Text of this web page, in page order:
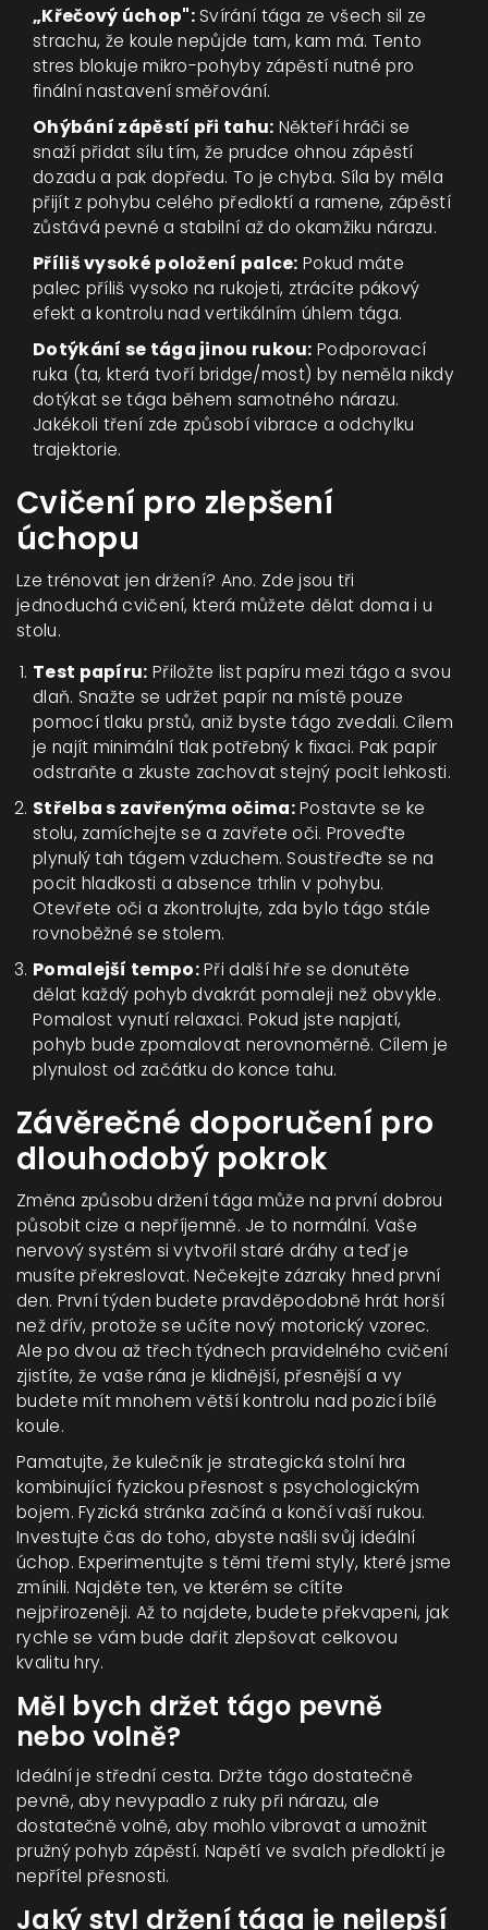
„Křečový úchop":Svírání tága ze všech sil ze
strachu, že koule nepůjde tam, kam má. Tento
stres blokuje mikro-pohyby zápěstí nutné pro
finální nastavení směřování.
Ohýbání zápěstí při tahu: Někteří hráči se
snaží přidat sílu tím, že prudce ohnou zápěstí
dozadu a pak dopředu. To je chyba. Síla by měla
přijít z pohybu celého předloktí a ramene, zápěstí
zůstává pevné a stabilní až do okamžiku nárazu.
Příliš vysoké položení palce: Pokud máte
palec příliš vysoko na rukojeti, ztrácíte pákový
efekt a kontrolu nad vertikálním úhlem tága.
Dotýkání se tága jinou rukou: Podporovací
ruka (ta, která tvoří bridge/most) by neměla nikdy
dotýkat se tága během samotného nárazu.
Jakékoli tření zde způsobí vibrace a odchylku
trajektorie.
Cvičení pro zlepšení
úchopu
Lze trénovat jen držení? Ano. Zde jsou tři
jednoduchá cvičení, která můžete dělat doma i u
stolu.
Test papíru: Přiložte list papíru mezi tágo a svou
dlaň. Snažte se udržet papír na místě pouze
pomocí tlaku prstů, aniž byste tágo zvedali. Cílem
je najít minimální tlak potřebný k fixaci. Pak papír
odstraňte a zkuste zachovat stejný pocit lehkosti.
Střelba s zavřenýma očima:Postavte se ke
stolu, zamíchejte se a zavřete oči. Proveďte
plynulý tah tágem vzduchem. Soustřeďte se na
pocit hladkosti a absence trhlin v pohybu.
Otevřete oči a zkontrolujte, zda bylo tágo stále
rovnoběžné se stolem.
Pomalejší tempo:Při další hře se donutěte
dělat každý pohyb dvakrát pomaleji než obvykle.
Pomalost vynutí relaxaci. Pokud jste napjatí,
pohyb bude zpomalovat nerovnoměrně. Cílem je
plynulost od začátku do konce tahu.
Závěrečné doporučení pro
dlouhodobý pokrok
Změna způsobu držení tága může na první dobrou
působit cize a nepříjemně. Je to normální. Vaše
nervový systém si vytvořil staré dráhy a teď je
musíte překreslovat. Nečekejte zázraky hned první
den. První týden budete pravděpodobně hrát horší
než dřív, protože se učíte nový motorický vzorec.
Ale po dvou až třech týdnech pravidelného cvičení
zjistíte, že vaše rána je klidnější, přesnější a vy
budete mít mnohem větší kontrolu nad pozicí bílé
koule.
Pamatujte, žekulečník je strategická stolní hra
kombinující fyzickou přesnost s psychologickým
bojem. Fyzická stránka začíná a končí vaší rukou.
Investujte čas do toho, abyste našli svůj ideální
úchop. Experimentujte s těmi třemi styly, které jsme
zmínili. Najděte ten, ve kterém se cítíte
nejpřirozeněji. Až to najdete, budete překvapeni, jak
rychle se vám bude dařit zlepšovat celkovou
kvalitu hry.
Měl bych držet tágo pevně
nebo volně?
Ideální je střední cesta. Držte tágo dostatečně
pevně, aby nevypadlo z ruky při nárazu, ale
dostatečně volně, aby mohlo vibrovat a umožnit
pružný pohyb zápěstí. Napětí ve svalch předloktí je
nepřítel přesnosti.
Jaký styl držení tága je nejlepší